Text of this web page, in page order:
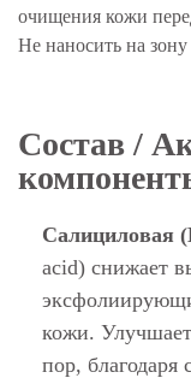
очищения кожи
Не наносить на
Состав /
Салициловая
acid) снижает
кожи.
пор, благодаря